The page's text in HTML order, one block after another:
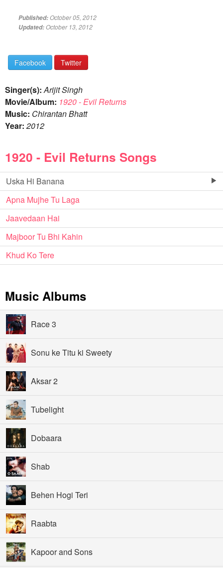
Published:October 05, 2012
Updated:October 13, 2012
Facebook Twitter
Singer(s): Arijit Singh
Movie/Album: 1920 - Evil Returns
Music: Chirantan Bhatt
Year: 2012
1920 - Evil Returns Songs
Uska Hi Banana
Apna Mujhe Tu Laga
Jaavedaan Hai
Majboor Tu Bhi Kahin
Khud Ko Tere
Music Albums
Race 3
Sonu ke Titu ki Sweety
Aksar 2
Tubelight
Dobaara
Shab
Behen Hogi Teri
Raabta
Kapoor and Sons